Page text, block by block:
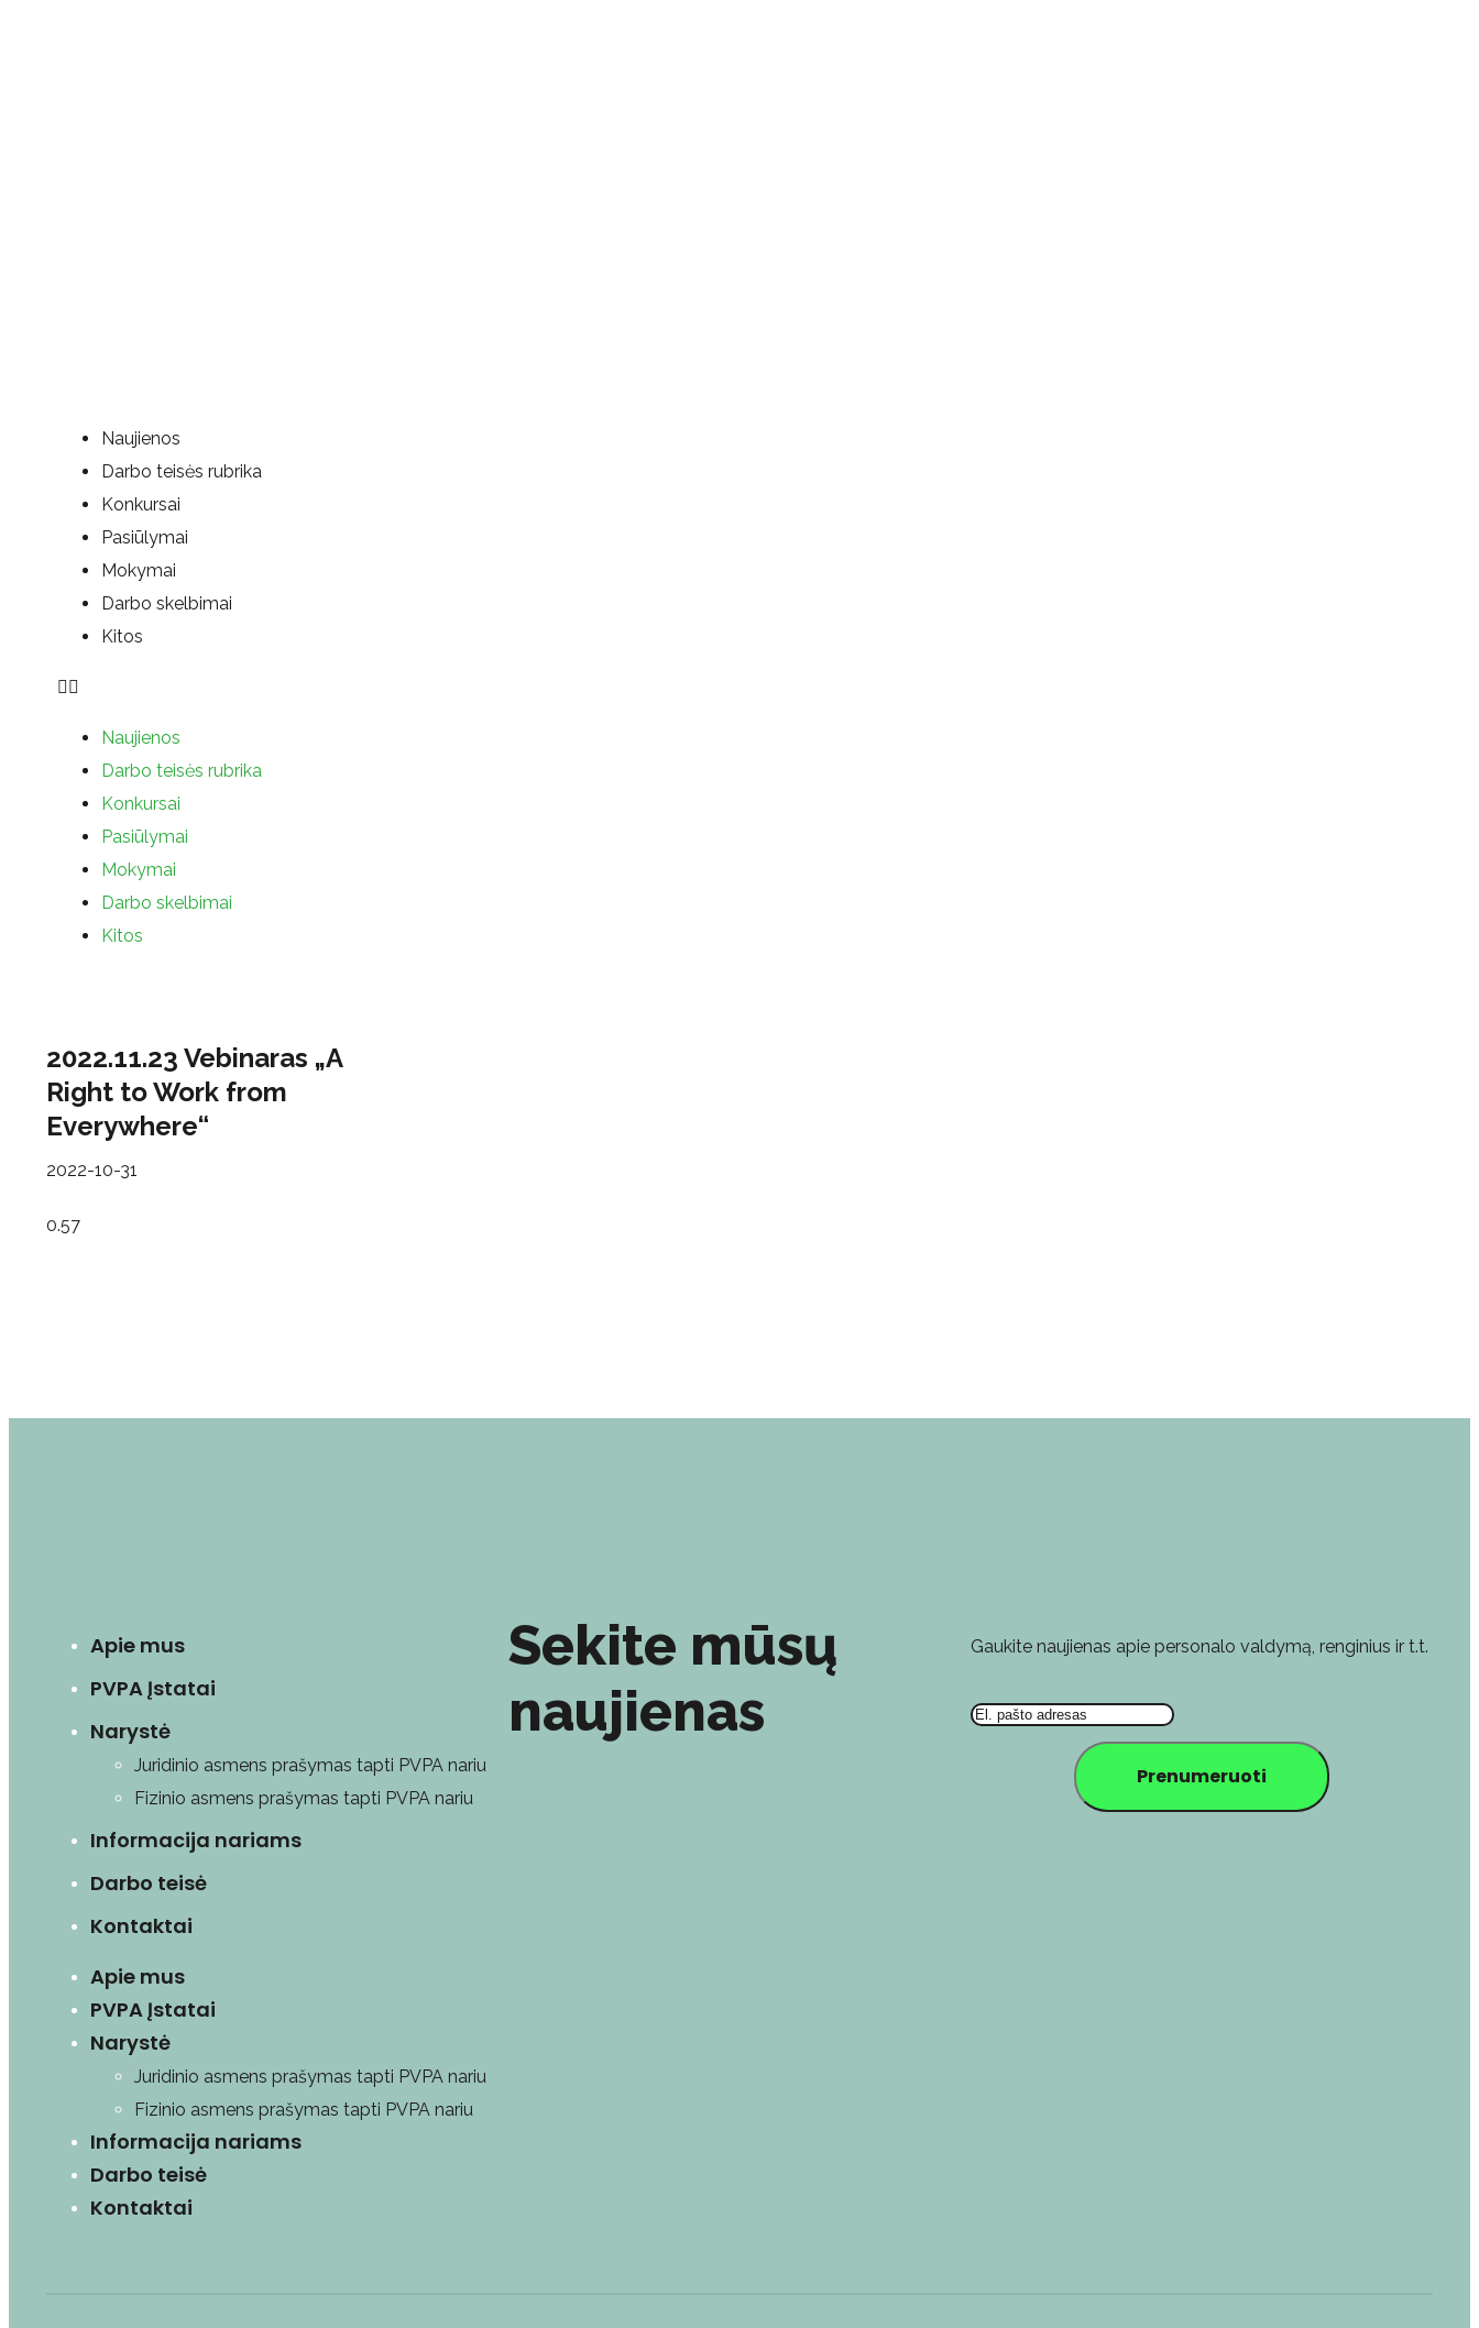
Naujienos
Darbo teisės rubrika
Konkursai
Pasiūlymai
Mokymai
Darbo skelbimai
Kitos
Naujienos
Darbo teisės rubrika
Konkursai
Pasiūlymai
Mokymai
Darbo skelbimai
Kitos
2022.11.23 Vebinaras „A
Right to Work from
Everywhere“
2022-10-31
Apie mus
PVPA Įstatai
Narystė
Juridinio asmens prašymas tapti PVPA nariu
Fizinio asmens prašymas tapti PVPA nariu
Informacija nariams
Darbo teisė
Kontaktai
Apie mus
PVPA Įstatai
Narystė
Juridinio asmens prašymas tapti PVPA nariu
Fizinio asmens prašymas tapti PVPA nariu
Informacija nariams
Darbo teisė
Kontaktai
Sekite mūsų
naujienas
Gaukite naujienas apie personalo valdymą, renginius ir t.t.
Prenumeruoti